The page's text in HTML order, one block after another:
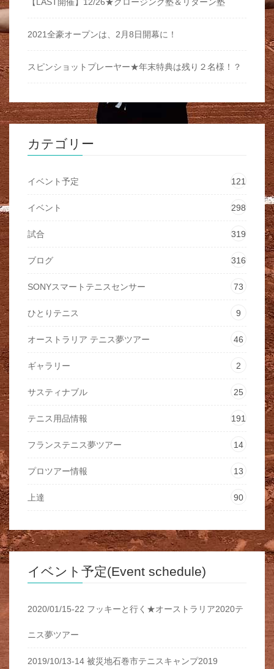
2021全豪オープンは、2月8日開幕に！
スピンショットプレーヤー★年末特典は残り２名様！？
カテゴリー
イベント予定 121
イベント 298
試合 319
ブログ 316
SONYスマートテニスセンサー 73
ひとりテニス 9
オーストラリア テニス夢ツアー 46
ギャラリー 2
サスティナブル 25
テニス用品情報 191
フランステニス夢ツアー 14
プロツアー情報 13
上達 90
イベント予定(Event schedule)
2020/01/15-22 フッキーと行く★オーストラリア2020テ
ニス夢ツアー
2019/10/13-14 被災地石巻市テニスキャンプ2019